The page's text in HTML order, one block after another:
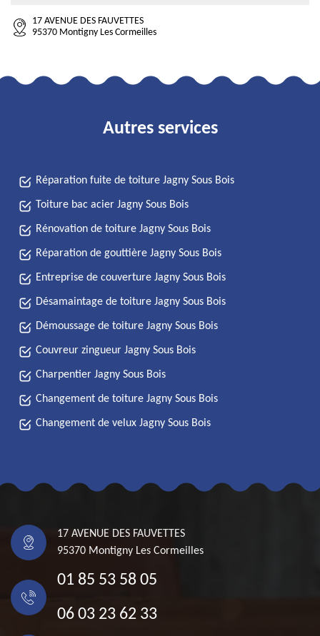
17 AVENUE DES FAUVETTES
95370 Montigny Les Cormeilles
Autres services
Réparation fuite de toiture Jagny Sous Bois
Toiture bac acier Jagny Sous Bois
Rénovation de toiture Jagny Sous Bois
Réparation de gouttière Jagny Sous Bois
Entreprise de couverture Jagny Sous Bois
Désamaintage de toiture Jagny Sous Bois
Démoussage de toiture Jagny Sous Bois
Couvreur zingueur Jagny Sous Bois
Charpentier Jagny Sous Bois
Changement de toiture Jagny Sous Bois
Changement de velux Jagny Sous Bois
17 AVENUE DES FAUVETTES
95370 Montigny Les Cormeilles
01 85 53 58 05
06 03 23 62 33